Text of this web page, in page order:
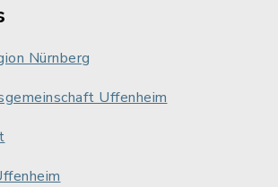
Nürnberg
Uffenheim